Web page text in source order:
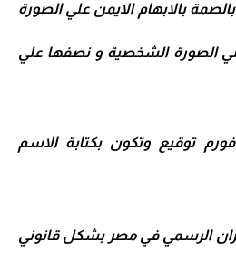
بالابهام الايمن علي الصورة
الصورة الشخصية و نصفها علي
توقيع وتكون بكتابة الاسم
الرسمي في مصر بشكل قانوني